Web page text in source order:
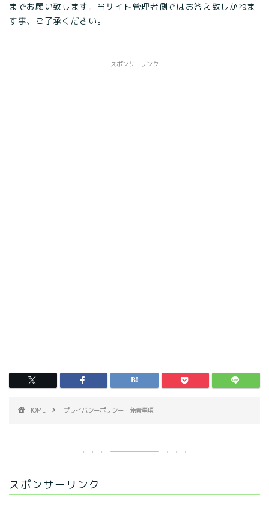
までお願い致します。当サイト管理者側ではお答え致しかねま
す事、ご了承ください。
スポンサーリンク
HOME プライバシーポリシー・免責事項
スポンサーリンク